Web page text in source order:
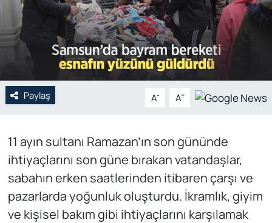
Paylaş A- A+
11 ayın sultanı Ramazan’ın son gününde
ihtiyaçlarını son güne bırakan vatandaşlar,
sabahın erken saatlerinden itibaren çarşı ve
pazarlarda yoğunluk oluşturdu. İkramlık, giyim
ve kişisel bakım gibi ihtiyaçlarını karşılamak
Özel Haber
POLİTİKA
Spor
Web Tv
Yerel